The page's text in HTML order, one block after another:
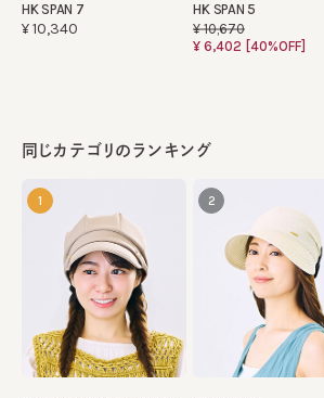
HK SPAN 7
¥10,340
HK SPAN 5
¥10,670
¥6,402 [40%OFF]
同じカテゴリのランキング
1 2